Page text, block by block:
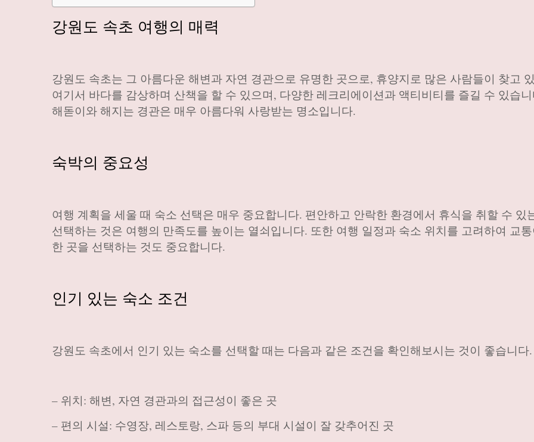
강원도 속초 여행의 매력
강원도 속초는 그 아름다운 해변과 자연 경관으로 유명한 곳으로, 휴양지로 많은 사람들이 찾고
여기서 바다를 감상하며 산책을 할 수 있으며, 다양한 레크리에이션과 액티비티를 즐길 수 있습
해돋이와 해지는 경관은 매우 아름다워 사랑받는 명소입니다.
숙박의 중요성
여행 계획을 세울 때 숙소 선택은 매우 중요합니다. 편안하고 안락한 환경에서 휴식을 취할 수 있
선택하는 것은 여행의 만족도를 높이는 열쇠입니다. 또한 여행 일정과 숙소 위치를 고려하여 교
한 곳을 선택하는 것도 중요합니다.
인기 있는 숙소 조건
강원도 속초에서 인기 있는 숙소를 선택할 때는 다음과 같은 조건을 확인해보시는 것이 좋습니다.
– 위치: 해변, 자연 경관과의 접근성이 좋은 곳
– 편의 시설: 수영장, 레스토랑, 스파 등의 부대 시설이 잘 갖추어진 곳